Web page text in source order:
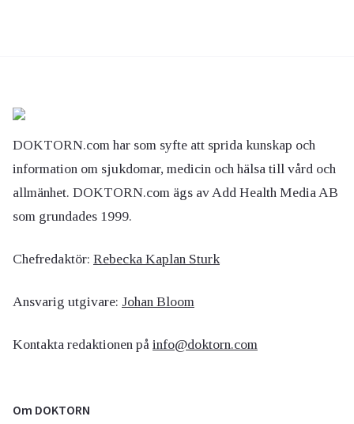
DOKTORN.com har som syfte att sprida kunskap och
information om sjukdomar, medicin och hälsa till vård och
allmänhet. DOKTORN.com ägs av Add Health Media AB
som grundades 1999.
Chefredaktör: Rebecka Kaplan Sturk
Ansvarig utgivare: Johan Bloom
Kontakta redaktionen på info@doktorn.com
Om DOKTORN